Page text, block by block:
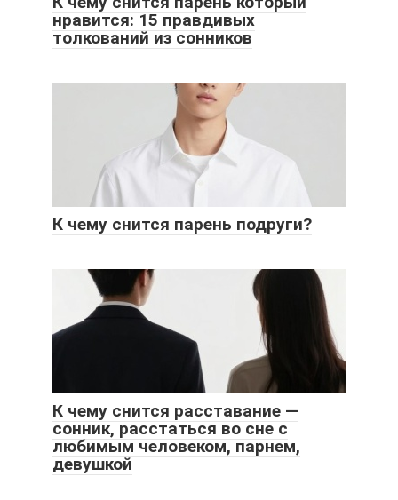
нравится: 15 правдивых
толкований из сонников
К чему снится парень подруги?
К чему снится расставание —
сонник, расстаться во сне с
любимым человеком, парнем,
девушкой